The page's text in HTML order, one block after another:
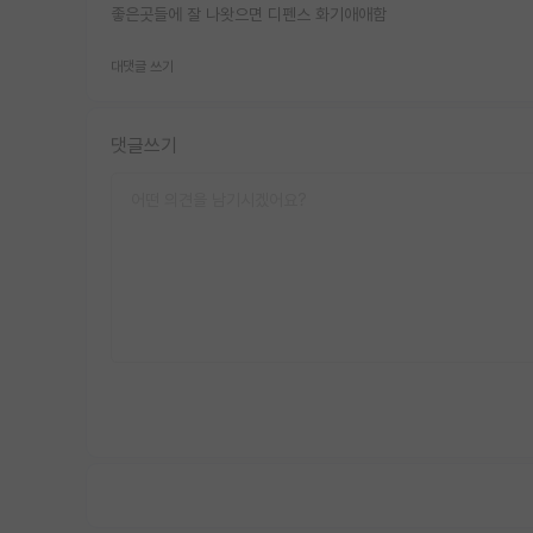
좋은곳들에 잘 나왓으면 디펜스 화기애애함
대댓글 쓰기
댓글쓰기